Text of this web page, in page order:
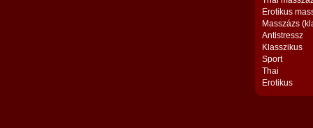
Erotikus
Masszázs
Antistressz
Klasszikus
Sport
Thai
Erotikus